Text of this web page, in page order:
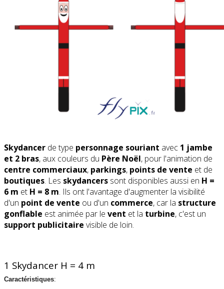
Skydancer de type personnage souriant avec 1 jambe
et 2 bras, aux couleurs du Père Noël, pour l'animation de
centre commerciaux, parkings, points de vente et de
boutiques. Les skydancers sont disponibles aussi en H =
6 m et H = 8 m. Ils ont l'avantage d'augmenter la visibilité
d'un point de vente ou d'un commerce, car la structure
gonflable est animée par le vent et la turbine, c'est un
support publicitaire visible de loin.
1 Skydancer H = 4 m
Caractéristiques: